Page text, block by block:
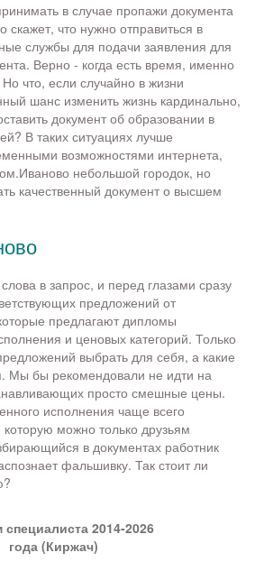
в случае пропажи документа
скажет, что нужно отправиться в
службы для подачи заявления для
Верно - когда есть время, именно
что, если случайно в жизни
шанс изменить жизнь кардинально,
документ об образовании в
В таких ситуациях лучше
возможностями интернета,
небольшой городок, но
качественный документ о высшем
в запрос, и перед глазами сразу
предложений от
предлагают дипломы
и ценовых категорий. Только
выбрать для себя, а какие
Мы бы рекомендовали не идти на
просто смешные цены.
исполнения чаще всего
которую можно только друзьям
в документах работник
фальшивку. Так стоит ли
2014-2026
года (Киржач)